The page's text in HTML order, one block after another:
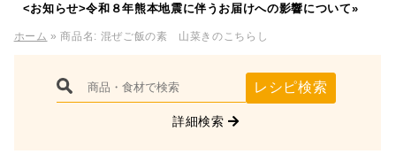
<お知らせ>令和８年熊本地震に伴うお届けへの影響について»
ホーム » 商品名: 混ぜご飯の素 山菜きのこちらし
レシピ検索
詳細検索